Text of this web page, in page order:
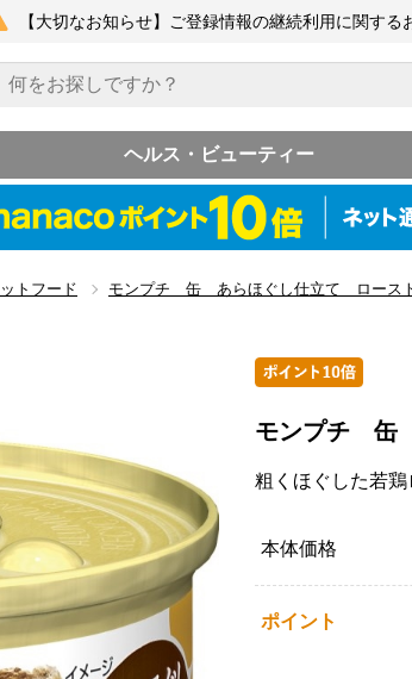
【大切なお知らせ】ご登録情報の継続利用に関する
ヘルス・ビューティー
トフード モンプチ 缶 あらほぐし仕立て ロース
モンプチ 缶
粗くほぐした若鶏
本体価格
ポイント